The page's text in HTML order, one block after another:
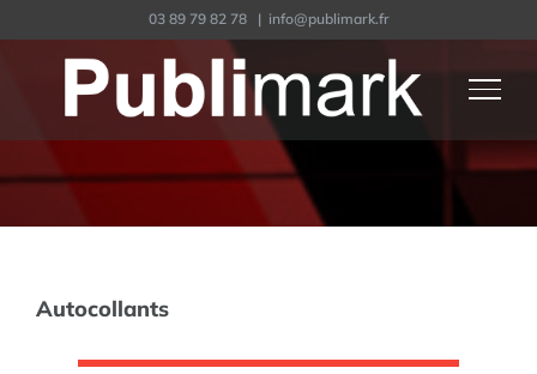
03 89 79 82 78 | info@publimark.fr
Autocollants